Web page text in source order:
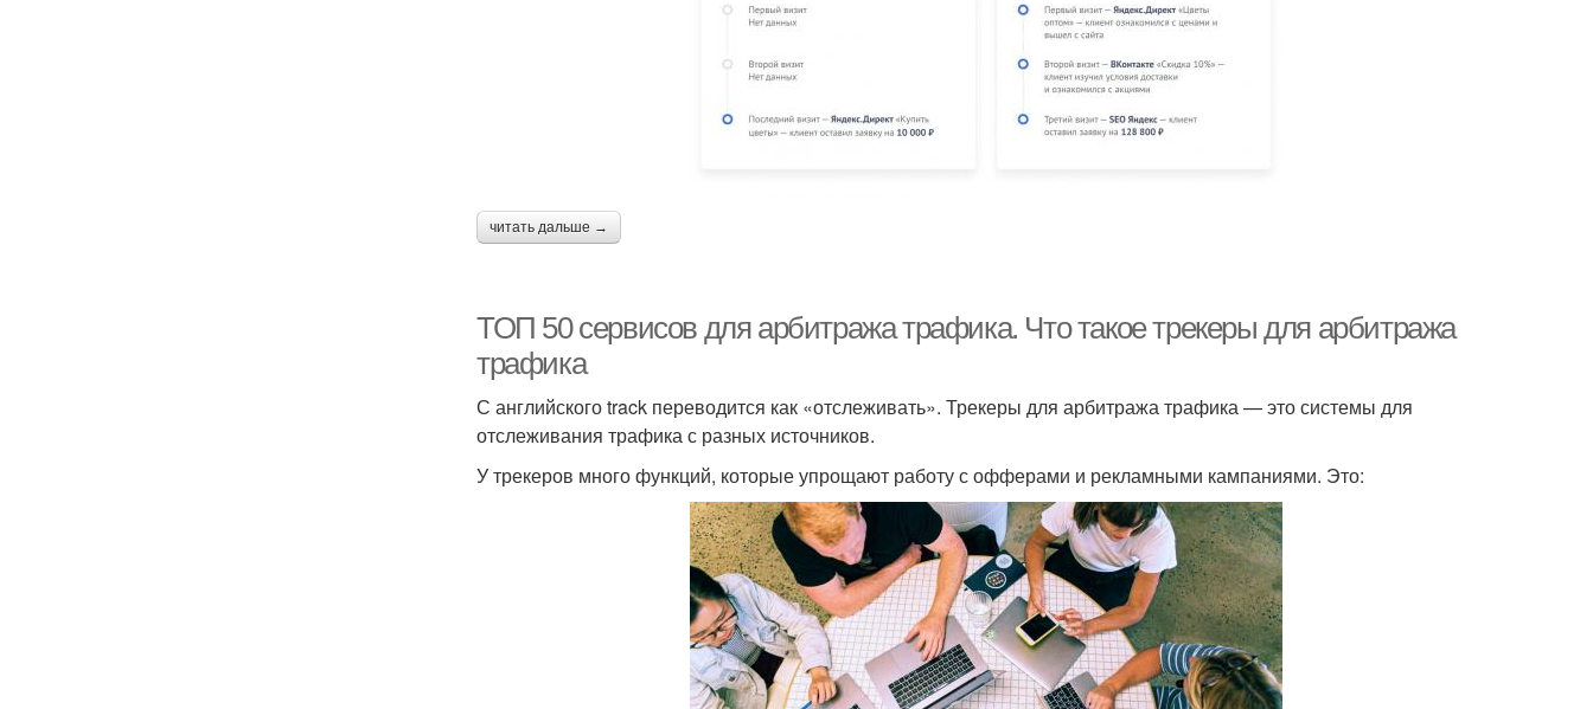
читать дальше →
ТОП 50 сервисов для арбитража трафика. Что такое трекеры для арбитража
трафика
С английского track переводится как «отслеживать». Трекеры для арбитража трафика — это системы для
отслеживания трафика с разных источников.
У трекеров много функций, которые упрощают работу с офферами и рекламными кампаниями. Это: